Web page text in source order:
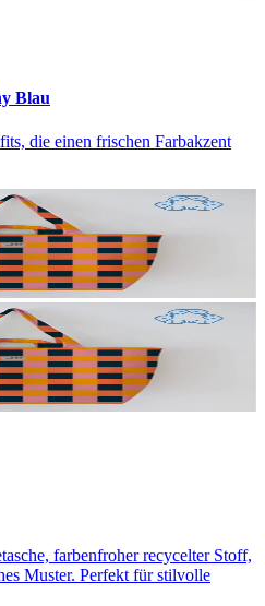
Blau
die einen frischen Farbakzent
farbenfroher recycelter Stoff,
Muster. Perfekt für stilvolle